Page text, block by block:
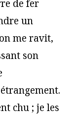
de fer
un
me ravit,
son
chu ; je les